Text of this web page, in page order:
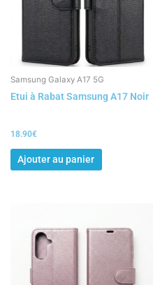
Samsung Galaxy A17 5G
Etui à Rabat Samsung A17 Noir
18.90€
Ajouter au panier